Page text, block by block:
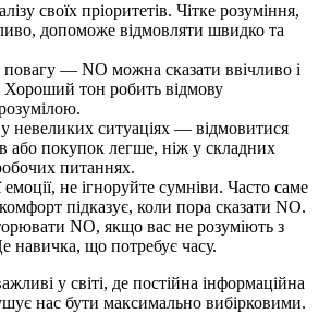
своїх пріоритетів. Чітке розуміння,
допоможе відмовляти швидко та
повагу — NO можна сказати ввічливо і
Хороший тон робить відмову
невеликих ситуаціях — відмовитися
або покупок легше, ніж у складних
питаннях.
емоції, не ігноруйте сумніви. Часто саме
підказує, коли пора сказати NO.
NO, якщо вас не розуміють з
навичка, що потребує часу.
у світі, де постійна інформаційна
нас бути максимально вибірковими.